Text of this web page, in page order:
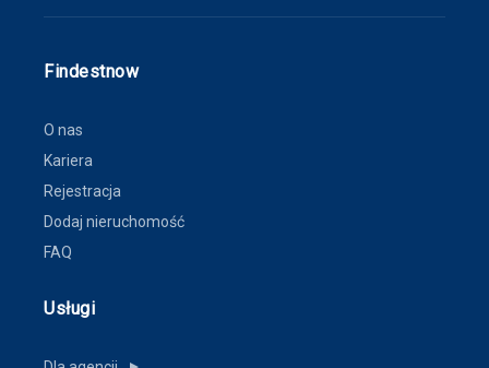
Findestnow
O nas
Kariera
Rejestracja
Dodaj nieruchomość
FAQ
Usługi